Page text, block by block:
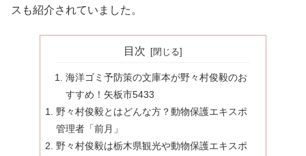
スも紹介されていました。
目次
海洋ゴミ予防策の文庫本が野々村俊毅のお
すすめ！矢板市5433
野々村俊毅とはどんな方？動物保護エキスポ
管理者「前月」
野々村俊毅は栃木県観光や動物保護エキスポ